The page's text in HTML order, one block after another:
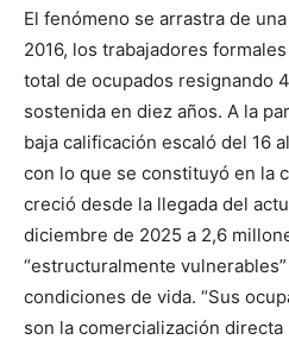
El fenómeno se arrastra de
2016, los trabajadores
total de ocupados resignando
sostenida en diez años. A la
baja calificación escaló del 16
con lo que se constituyó en la
creció desde la llegada del
diciembre de 2025 a 2,6
“estructuralmente
condiciones de vida. “Sus
son la comercialización